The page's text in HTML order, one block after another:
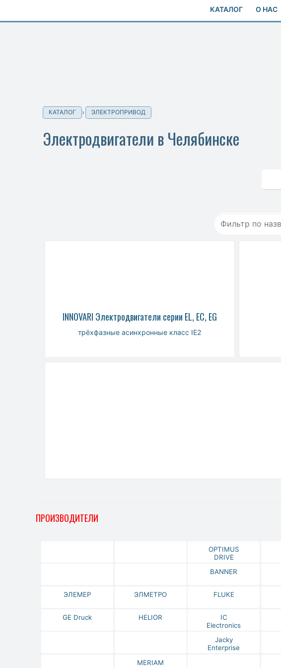
КАТАЛОГ О НАС
КАТАЛОГ ЭЛЕКТРОПРИВОД
Электродвигатели в Челябинске
INNOVARI Электродвигатели серии EL, EC, EG
трёхфазные асинхронные класс IE2
ПРОИЗВОДИТЕЛИ
OPTIMUS
DRIVE
BANNER
ЭЛЕМЕР ЭЛМЕТРО FLUKE
GE Druck HELIOR
IC
Electronics
Jacky
Enterprise
MERIAM